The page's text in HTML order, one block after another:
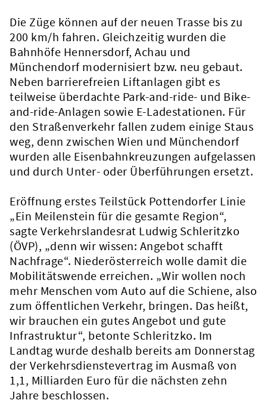
Die Züge können auf der neuen Trasse bis zu
200 km/h fahren. Gleichzeitig wurden die
Bahnhöfe Hennersdorf, Achau und
Münchendorf modernisiert bzw. neu gebaut.
Neben barrierefreien Liftanlagen gibt es
teilweise überdachte Park-and-ride- und Bike-
and-ride-Anlagen sowie E-Ladestationen. Für
den Straßenverkehr fallen zudem einige Staus
weg, denn zwischen Wien und Münchendorf
wurden alle Eisenbahnkreuzungen aufgelassen
und durch Unter- oder Überführungen ersetzt.
Eröffnung erstes Teilstück Pottendorfer Linie
„Ein Meilenstein für die gesamte Region“,
sagte Verkehrslandesrat Ludwig Schleritzko
(ÖVP), „denn wir wissen: Angebot schafft
Nachfrage“. Niederösterreich wolle damit die
Mobilitätswende erreichen. „Wir wollen noch
mehr Menschen vom Auto auf die Schiene, also
zum öffentlichen Verkehr, bringen. Das heißt,
wir brauchen ein gutes Angebot und gute
Infrastruktur“, betonte Schleritzko. Im
Landtag wurde deshalb bereits am Donnerstag
der Verkehrsdienstevertrag im Ausmaß von
1,1, Milliarden Euro für die nächsten zehn
Jahre beschlossen.